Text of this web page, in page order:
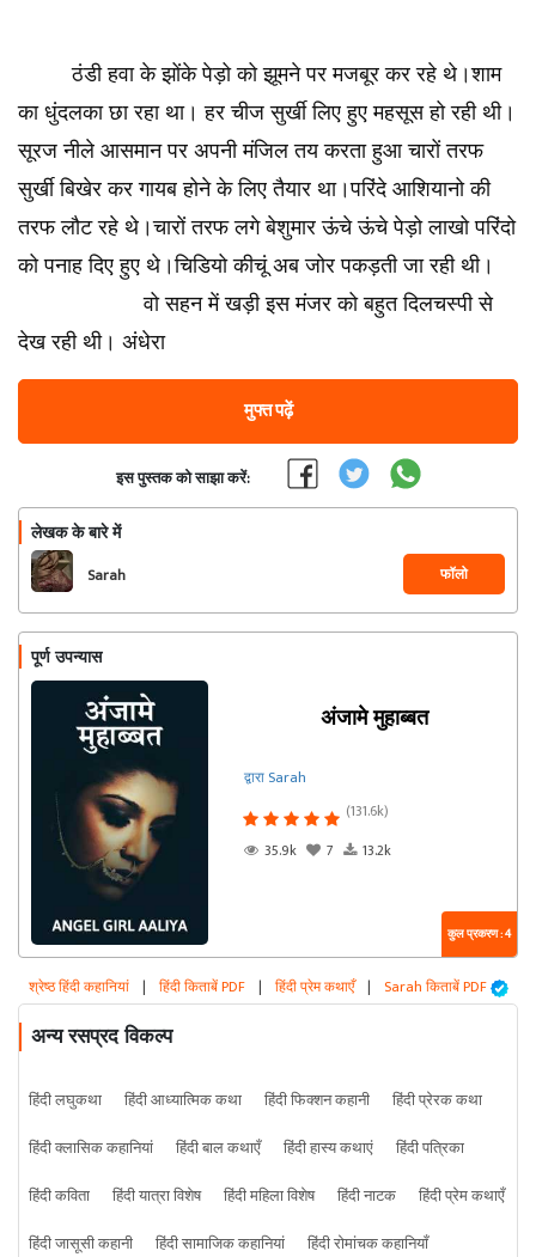
ठंडी हवा के झोंके पेड़ो को झूमने पर मजबूर कर रहे थे।शाम
का धुंदलका छा रहा था। हर चीज सुर्खी लिए हुए महसूस हो रही थी।
सूरज नीले आसमान पर अपनी मंजिल तय करता हुआ चारों तरफ
सुर्खी बिखेर कर गायब होने के लिए तैयार था।परिंदे आशियानो की
तरफ लौट रहे थे।चारों तरफ लगे बेशुमार ऊंचे ऊंचे पेड़ो लाखो परिंदो
को पनाह दिए हुए थे।चिडियो कीचूं अब जोर पकड़ती जा रही थी।
वो सहन में खड़ी इस मंजर को बहुत दिलचस्पी से
देख रही थी। अंधेरा
मुफ्त पढ़ें
इस पुस्तक को साझा करें:
लेखक के बारे में
Sarah फॉलो
पूर्ण उपन्यास
अंजामे मुहाब्बत
द्वारा Sarah
(131.6k)
35.9k
7 13.2k
कुल प्रकरण : 4
श्रेष्ठ हिंदी कहानियां | हिंदी किताबें PDF | हिंदी प्रेम कथाएँ | Sarah किताबें PDF
अन्य रसप्रद विकल्प
हिंदी लघुकथा हिंदी आध्यात्मिक कथा हिंदी फिक्शन कहानी
हिंदी प्रेरक कथा
हिंदी क्लासिक कहानियां
हिंदी बाल कथाएँ हिंदी हास्य कथाएं
हिंदी पत्रिका
हिंदी कविता
हिंदी यात्रा विशेष हिंदी महिला विशेष हिंदी नाटक
हिंदी प्रेम कथाएँ
हिंदी जासूसी कहानी
हिंदी सामाजिक कहानियां हिंदी रोमांचक कहानियाँ